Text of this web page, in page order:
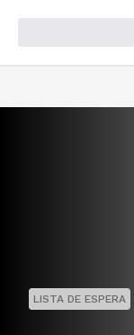
LISTA DE ESPERA